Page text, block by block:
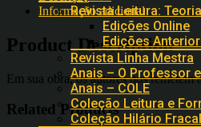
Revista Leitura:
Edições Online
Edições
Revista Linha Mestra
Anais – O Professor
Anais – COLE
Coleção Leitura e
Coleção Hilário
Informação adicional
Product Description
Em sua obra, os autores nos
Related Products